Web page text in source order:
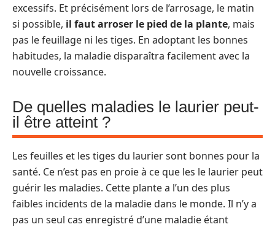
excessifs. Et précisément lors de l’arrosage, le matin
si possible, il faut arroser le pied de la plante, mais
pas le feuillage ni les tiges. En adoptant les bonnes
habitudes, la maladie disparaîtra facilement avec la
nouvelle croissance.
De quelles maladies le laurier peut-
il être atteint ?
Les feuilles et les tiges du laurier sont bonnes pour la
santé. Ce n’est pas en proie à ce que les le laurier peut
guérir les maladies. Cette plante a l’un des plus
faibles incidents de la maladie dans le monde. Il n’y a
pas un seul cas enregistré d’une maladie étant